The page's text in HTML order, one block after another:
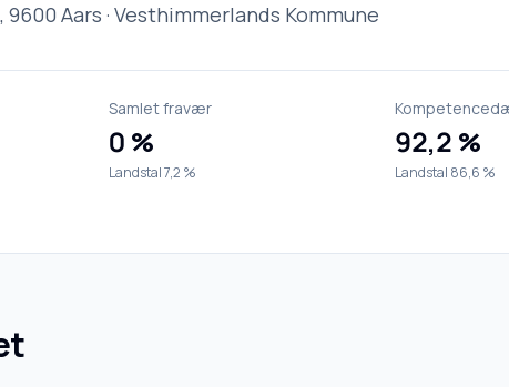
Aars · Vesthimmerlands Kommune
Samlet fravær
0 %
Landstal 7,2 %
92,2 %
Landstal 86,6 %